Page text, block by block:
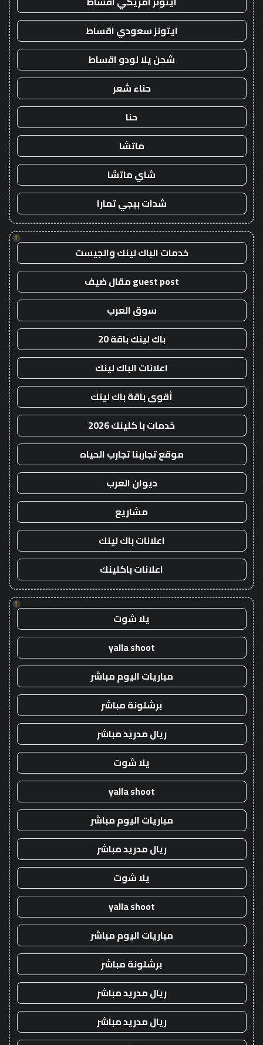
ايتونز سعودي اقساط
شحن يلا لودو اقساط
حناء شعر
حنا
ماتشا
شاي ماتشا
شدات ببجي تمارا
!
خدمات الباك لينك والجيست
guest post مقال ضيف
سوق العرب
باك لينك باقة 20
اعلانات الباك لينك
أقوى باقة باك لينك
خدمات با كلينك 2026
موقع تجاربنا تجارب الحياه
ديوان العرب
مشاريع
اعلانات باك لينك
اعلانات باكلينك
!
يلا شوت
yalla shoot
مباريات اليوم مباشر
برشلونة مباشر
ريال مدريد مباشر
يلا شوت
yalla shoot
مباريات اليوم مباشر
ريال مدريد مباشر
يلا شوت
yalla shoot
مباريات اليوم مباشر
برشلونة مباشر
ريال مدريد مباشر
ريال مدريد مباشر